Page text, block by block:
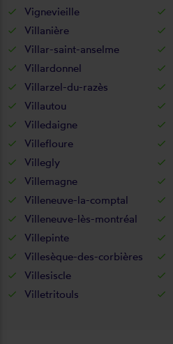
Vignevieille
Villanière
Villar-saint-anselme
Villardonnel
Villarzel-du-razès
Villautou
Villedaigne
Villefloure
Villegly
Villemagne
Villeneuve-la-comptal
Villeneuve-lès-montréal
Villepinte
Villesèque-des-corbières
Villesiscle
Villetritouls